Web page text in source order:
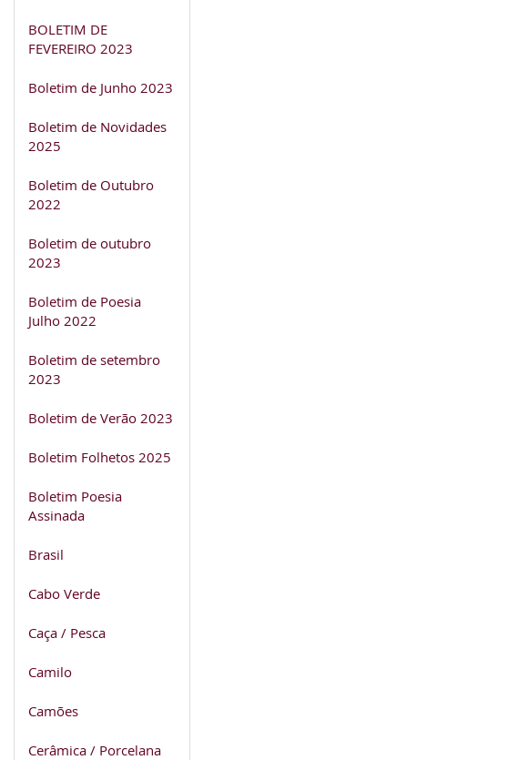
BOLETIM DE
FEVEREIRO 2023
Boletim de Junho 2023
Boletim de Novidades
2025
Boletim de Outubro
2022
Boletim de outubro
2023
Boletim de Poesia
Julho 2022
Boletim de setembro
2023
Boletim de Verão 2023
Boletim Folhetos 2025
Boletim Poesia
Assinada
Brasil
Cabo Verde
Caça / Pesca
Camilo
Camões
Cerâmica / Porcelana